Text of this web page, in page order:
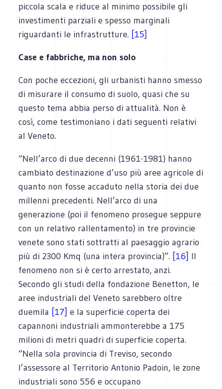
piccola scala e riduce al minimo possibile gli
investimenti parziali e spesso marginali
riguardanti le infrastrutture. [15]
Case e fabbriche, ma non solo
Con poche eccezioni, gli urbanisti hanno smesso
di misurare il consumo di suolo, quasi che su
questo tema abbia perso di attualità. Non è
così, come testimoniano i dati seguenti relativi
al Veneto.
“Nell’arco di due decenni (1961-1981) hanno
cambiato destinazione d’uso più aree agricole di
quanto non fosse accaduto nella storia dei due
millenni precedenti. Nell’arco di una
generazione (poi il fenomeno prosegue seppure
con un relativo rallentamento) in tre provincie
venete sono stati sottratti al paesaggio agrario
più di 2300 Kmq (una intera provincia)”. [16] Il
fenomeno non si è certo arrestato, anzi.
Secondo gli studi della fondazione Benetton, le
aree industriali del Veneto sarebbero oltre
duemila [17] e la superficie coperta dei
capannoni industriali ammonterebbe a 175
milioni di metri quadri di superficie coperta.
“Nella sola provincia di Treviso, secondo
l’assessore al Territorio Antonio Padoin, le zone
industriali sono 556 e occupano